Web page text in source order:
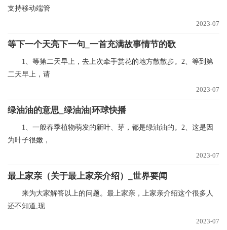
支持移动端管
2023-07
等下一个天亮下一句_一首充满故事情节的歌
1、等第二天早上，去上次牵手赏花的地方散散步。2、等到第
二天早上，请
2023-07
绿油油的意思_绿油油|环球快播
1、一般春季植物萌发的新叶、芽，都是绿油油的。2、这是因
为叶子很嫩，
2023-07
最上家亲（关于最上家亲介绍）_世界要闻
来为大家解答以上的问题。最上家亲，上家亲介绍这个很多人
还不知道,现
2023-07